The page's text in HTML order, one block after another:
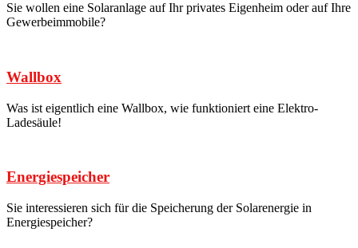
Sie wollen eine Solaranlage auf Ihr privates Eigenheim oder auf Ihre
Gewerbeimmobile?
Wallbox
Was ist eigentlich eine Wallbox, wie funktioniert eine Elektro-
Ladesäule!
Energiespeicher
Sie interessieren sich für die Speicherung der Solarenergie in
Energiespeicher?